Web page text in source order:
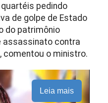
pedindo
de golpe de Estado
do patrimônio
assassinato contra
comentou o ministro.
Leia mais